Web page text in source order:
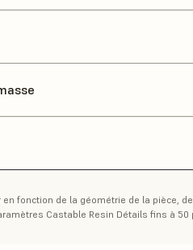
fonction de la géométrie de la pièce,
Castable Resin Détails fins à